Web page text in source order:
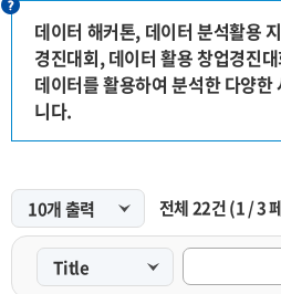
데이터 해커톤, 데이터 분석활용
경진대회, 데이터 활용 창업경진
데이터를 활용하여 분석한 다양한
니다.
전체22건(1/3